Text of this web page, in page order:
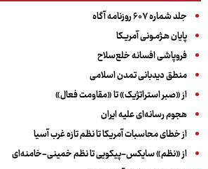
جلد شماره ۶۰۷ روزنامه آگاه
پایان هـژمـونی آمریـکا
فروپاشی افسانه خلع‌سلاح
منطق دیدبانی تمدن اسلامی
از «صبر استراتژیک» تا «مقاومت فعال»
هجوم رسانه‌ای علیه ایران
از خطای محاسبات آمریکا تا نظم تازه غرب آسیا
از «نظم» سایکس-پیکویی تا نظم خمینی-خامنه‌ای